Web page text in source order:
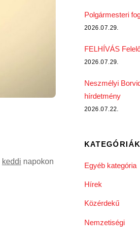
keddi napokon
Polgármesteri
2026.07.29.
FELHÍVÁS
2026.07.29.
Neszmélyi
hírdetmény
2026.07.22.
KATEGÓRIÁK
Egyéb kategória
Hírek
Közérdekű
Nemzetiségi